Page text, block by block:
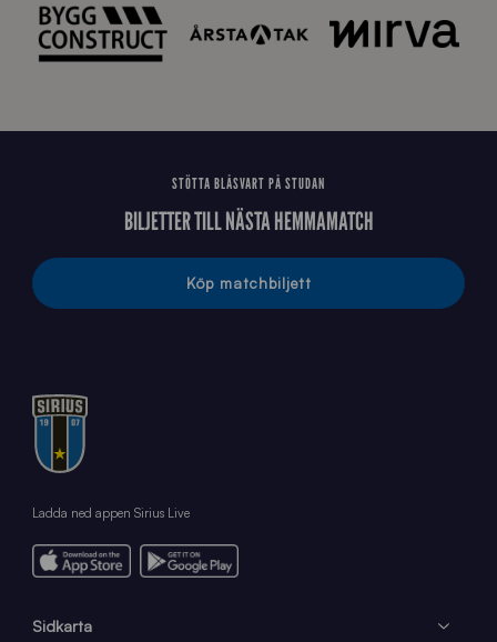
STÖTTA BLÅSVART PÅ STUDAN
BILJETTER TILL NÄSTA HEMMAMATCH
Köp matchbiljett
Ladda ned appen Sirius Live
Sidkarta